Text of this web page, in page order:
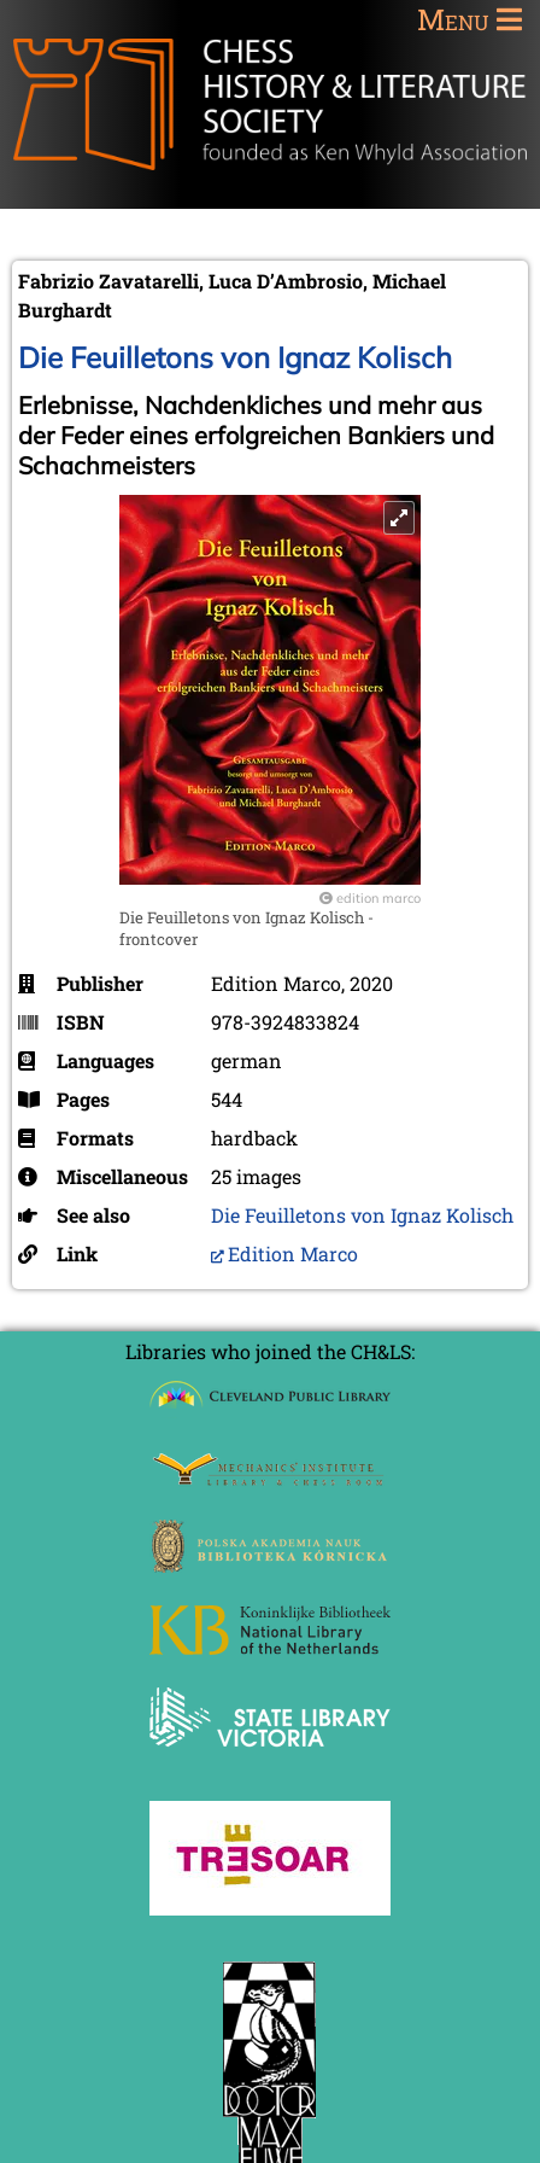
Menu
Fabrizio Zavatarelli, Luca D’Ambrosio, Michael
Burghardt
Die Feuilletons von Ignaz Kolisch
Erlebnisse, Nachdenkliches und mehr aus
der Feder eines erfolgreichen Bankiers und
Schachmeisters
edition marco
Die Feuilletons von Ignaz Kolisch -
frontcover
Publisher
Edition Marco, 2020
ISBN
978-3924833824
Languages
german
Pages
544
Formats
hardback
Miscellaneous
25 images
See also
Die Feuilletons von Ignaz Kolisch
Link
Edition Marco
Libraries who joined the CH&LS: